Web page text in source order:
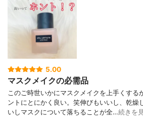
5.00
マスクメイクの必需品
このご時世いかにマスクメイクを上手くする
ントにとにかく良い。笑伸びもいいし、乾燥
いしマスクについて落ちることが全…続きを